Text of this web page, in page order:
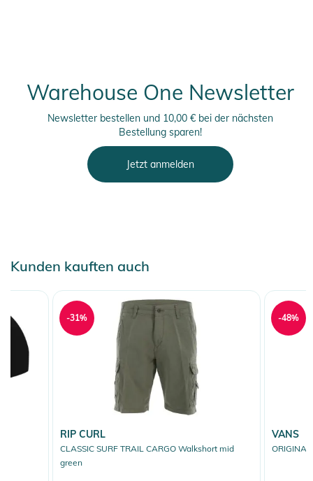
Warehouse One Newsletter
Newsletter bestellen und 10,00 € bei der nächsten
Bestellung sparen!
Jetzt anmelden
Kunden kauften auch
RIP CURL
CLASSIC SURF TRAIL CARGO Walkshort mid
green
-31%
VANS
-48%